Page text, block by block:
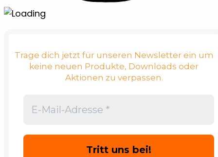
Trage dich jetzt für unseren Newsletter ein um
keine neuen Produkte, Downloads oder
Aktionen zu verpassen.